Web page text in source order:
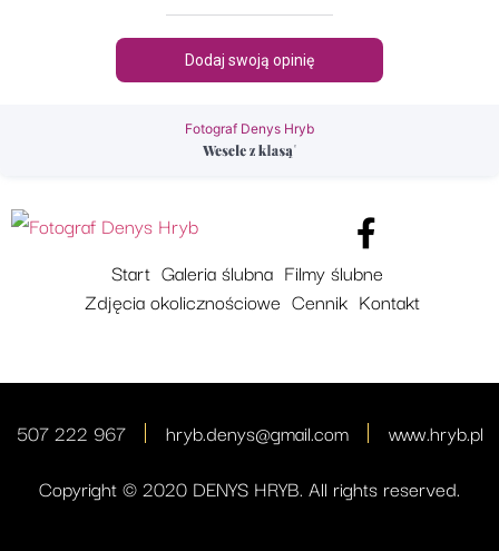
Fotograf Denys Hryb
Start Galeria ślubna Filmy ślubne
Zdjęcia okolicznościowe Cennik Kontakt
Copyright © 2020 DENYS HRYB. All rights reserved.
507 222 967 hryb.denys@gmail.com www.hryb.pl